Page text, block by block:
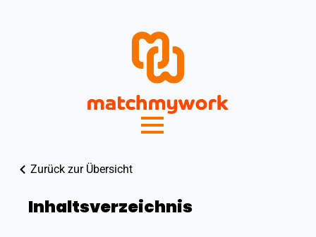
Zurück zur Übersicht
Inhaltsverzeichnis